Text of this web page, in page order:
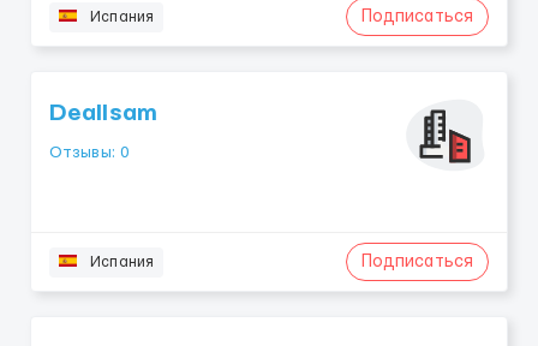
Испания Подписаться
Deallsam
Отзывы: 0
Испания Подписаться